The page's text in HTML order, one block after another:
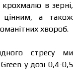
крохмалю в зерні,
цінним, а також
хвороб.
стресу ми
у дозі 0,4-0,5